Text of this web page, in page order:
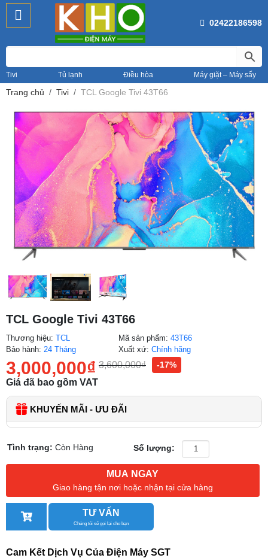
02422186598
Tivi Tủ lạnh Điều hòa Máy giặt – Máy sấy
Trang chủ Tivi TCL Google Tivi 43T66
TCL Google Tivi 43T66
Thương hiệu: TCL
Bảo hành: 24 Tháng
Mã sản phẩm:43T66
Xuất xứ:Chính hãng
3,000,000₫ 3,600,000₫ -17%
Giá đã bao gồm VAT
KHUYẾN MÃI - ƯU ĐÃI
Tình trạng:Còn Hàng Số lượng:
MUA NGAY
Giao hàng tận nơi hoặc nhận tại cửa hàng
TƯ VẤN
Chúng tôi sẽ gọi lại cho bạn
Cam Kết Dịch Vụ Của Điện Máy SGT